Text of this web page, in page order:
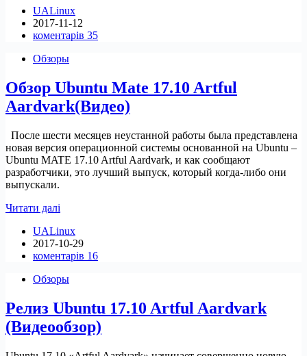
сборка
основанная
на
17.10
UALinux
2017-11-12
коментарів 35
Обзоры
Обзор Ubuntu Mate 17.10 Artful
Aardvark(Видео)
После шести месяцев неустанной работы была представлена
новая версия операционной системы основанной на Ubuntu –
Ubuntu MATE 17.10 Artful Aardvark, и как сообщают
разработчики, это лучший выпуск, который когда-либо они
выпускали.
Читати далі
Mate
17.10
Artful
UALinux
2017-10-29
коментарів 16
Обзоры
Релиз Ubuntu 17.10 Artful Aardvark
(Видеообзор)